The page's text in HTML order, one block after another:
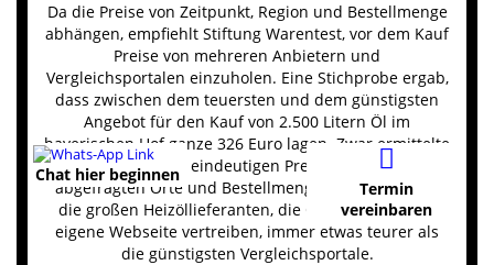
Chat hier beginnen
Termin
vereinbaren
Da die Preise von Zeitpunkt, Region und Bestellmenge
abhängen, empfiehlt Stiftung Warentest, vor dem Kauf
Preise von mehreren Anbietern und
Vergleichsportalen einzuholen. Eine Stichprobe ergab,
dass zwischen dem teuersten und dem günstigsten
Angebot für den Kauf von 2.500 Litern Öl im
bayerischen Hof ganze 326 Euro lagen. Zwar ermittelte
der Test keinen eindeutigen Preissieger für alle
abgefragten Orte und Bestellmengen, jedoch waren
die großen Heizöllieferanten, die Öl auch über ihre
eigene Webseite vertreiben, immer etwas teurer als
die günstigsten Vergleichsportale.